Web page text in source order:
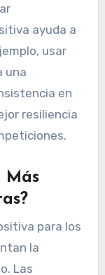
ayuda a
usar
una
en
resiliencia
Más
para los
la
Las